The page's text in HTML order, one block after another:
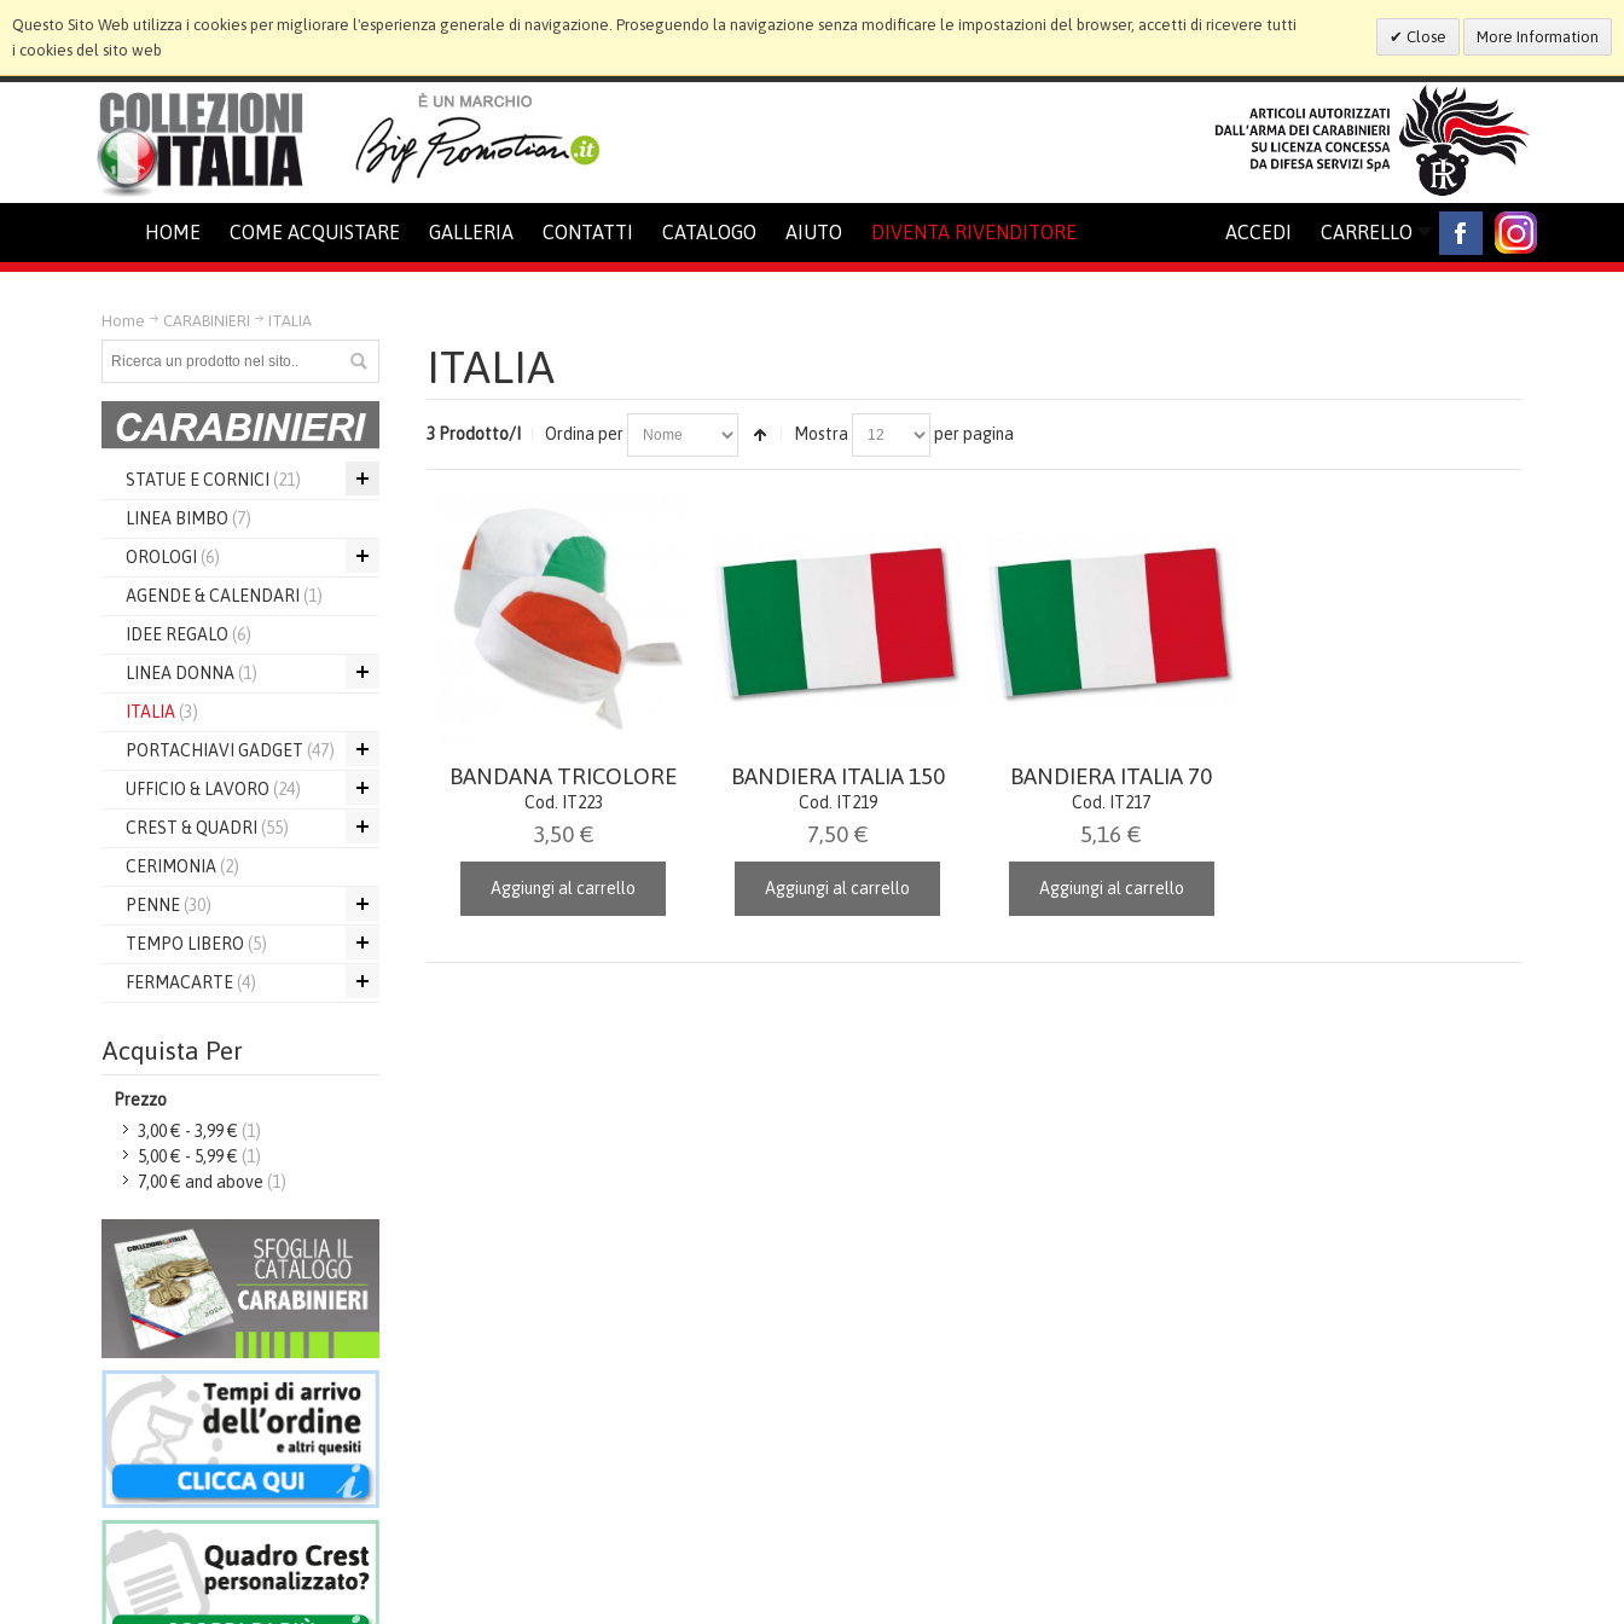
Questo Sito Web utilizza i cookies per migliorare l'esperienza generale di navigazione. Proseguendo la navigazione senza modificare le impostazioni del browser, accetti di ricevere tutti
i cookies del sito web
Close More Information
HOME COME ACQUISTARE GALLERIA CONTATTI CATALOGO AIUTO DIVENTA RIVENDITORE CARRELLO
ACCEDI
Home CARABINIERI ITALIA
ITALIA
3 Prodotto/I Ordina per Mostra per pagina
BANDANA TRICOLORE
Cod. IT223
3,50 €
Aggiungi al carrello
BANDIERA ITALIA 150
Cod. IT219
7,50 €
Aggiungi al carrello
BANDIERA ITALIA 70
Cod. IT217
5,16 €
Aggiungi al carrello
STATUE E CORNICI (21)
LINEA BIMBO (7)
OROLOGI (6)
AGENDE & CALENDARI (1)
IDEE REGALO (6)
LINEA DONNA (1)
ITALIA (3)
PORTACHIAVI GADGET (47)
UFFICIO & LAVORO (24)
CREST & QUADRI (55)
CERIMONIA (2)
PENNE (30)
TEMPO LIBERO (5)
FERMACARTE (4)
Acquista Per
Prezzo
3,00 € - 3,99 € (1)
5,00 € - 5,99 € (1)
7,00 € and above (1)